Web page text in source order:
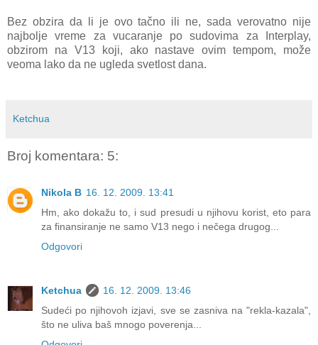
Bez obzira da li je ovo tačno ili ne, sada verovatno nije
najbolje vreme za vucaranje po sudovima za Interplay,
obzirom na V13 koji, ako nastave ovim tempom, može
veoma lako da ne ugleda svetlost dana.
Ketchua
Broj komentara: 5:
Nikola B 16. 12. 2009. 13:41
Hm, ako dokažu to, i sud presudi u njihovu korist, eto para
za finansiranje ne samo V13 nego i nečega drugog...
Odgovori
Ketchua
16. 12. 2009. 13:46
Sudeći po njihovoh izjavi, sve se zasniva na "rekla-kazala",
što ne uliva baš mnogo poverenja...